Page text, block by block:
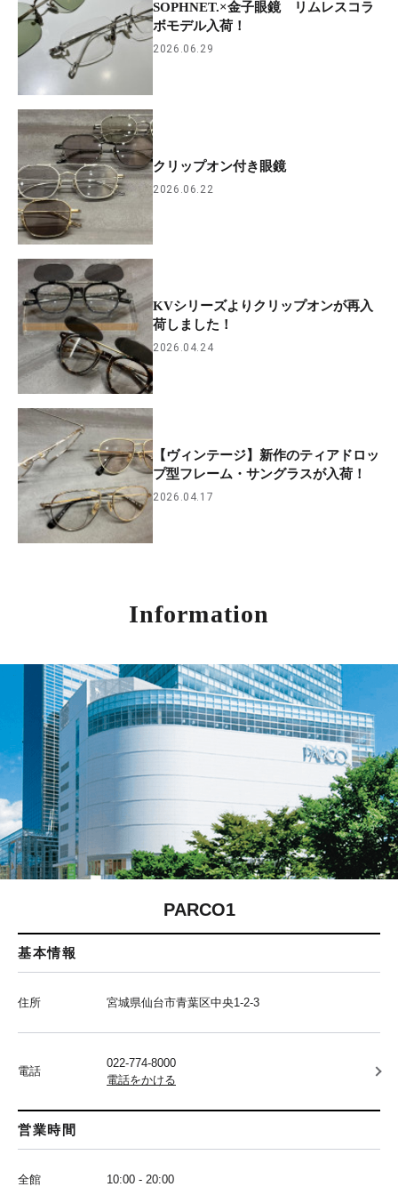
SOPHNET.×金子眼鏡 リムレスコラ
ボモデル入荷！
2026.06.29
クリップオン付き眼鏡
2026.06.22
KVシリーズよりクリップオンが再入
荷しました！
2026.04.24
【ヴィンテージ】新作のティアドロッ
プ型フレーム・サングラスが入荷！
2026.04.17
Information
PARCO1
基本情報
住所 宮城県仙台市青葉区中央1-2-3
電話
022-774-8000
電話をかける
営業時間
全館 10:00 - 20:00